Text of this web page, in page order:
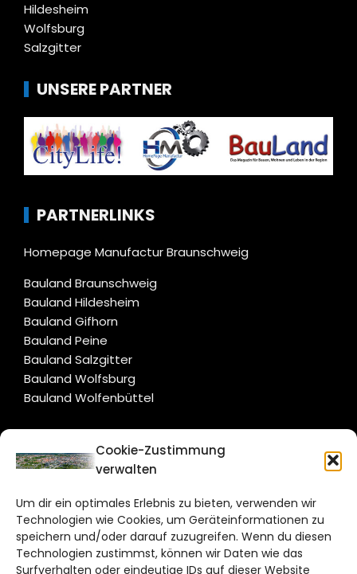
Cookie-Zustimmung
verwalten
Um dir ein optimales Erlebnis zu bieten, verwenden wir
Technologien wie Cookies, um Geräteinformationen zu
speichern und/oder darauf zuzugreifen. Wenn du diesen
Technologien zustimmst, können wir Daten wie das
Surfverhalten oder eindeutige IDs auf dieser Website
Hildesheim
Wolfsburg
Salzgitter
UNSERE PARTNER
PARTNERLINKS
Homepage Manufactur Braunschweig
Bauland Braunschweig
Bauland Hildesheim
Bauland Gifhorn
Bauland Peine
Bauland Salzgitter
Bauland Wolfsburg
Bauland Wolfenbüttel
CITYLIFE!
Bruchtorwall 12
38100 Braunschweig
Telefon: 0531 387220 – 65